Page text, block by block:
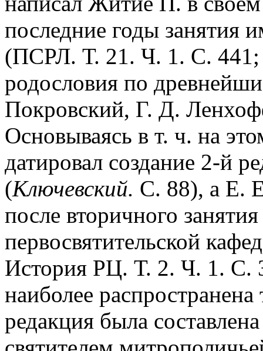
последние годы занятия
(ПСРЛ. Т. 21. Ч. 1. С. 441;
родословия по
Покровский, Г. Д.
Основываясь в т. ч. на
датировал создание 2-й
(Ключевский. С. 88), а Е.
после вторичного
первосвятительской
История РЦ. Т. 2. Ч. 1. С.
наиболее распространена
редакция была